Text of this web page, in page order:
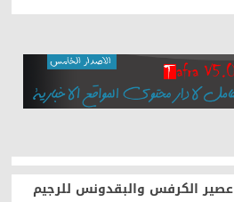
عصير الكرفس والبقدونس للرجيم